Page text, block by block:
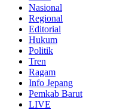
Nasional
Regional
Editorial
Hukum
Politik
Tren
Ragam
Info Jepang
Pemkab Barut
LIVE